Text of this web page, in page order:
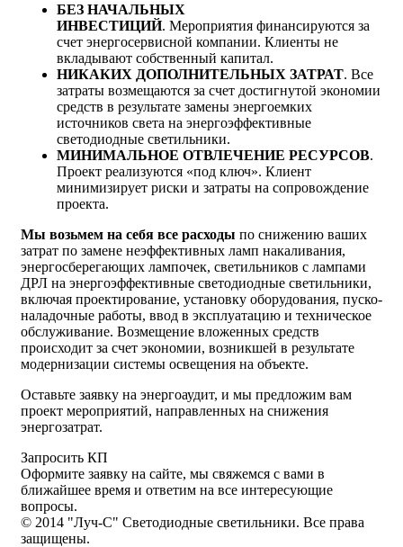
БЕЗ НАЧАЛЬНЫХ
ИНВЕСТИЦИЙ. Мероприятия финансируются за
счет энергосервисной компании. Клиенты не
вкладывают собственный капитал.
НИКАКИХ ДОПОЛНИТЕЛЬНЫХ ЗАТРАТ. Все
затраты возмещаются за счет достигнутой экономии
средств в результате замены энергоемких
источников света на энергоэффективные
светодиодные светильники.
МИНИМАЛЬНОЕ ОТВЛЕЧЕНИЕ РЕСУРСОВ.
Проект реализуются «под ключ». Клиент
минимизирует риски и затраты на сопровождение
проекта.
Мы возьмем на себя все расходы по снижению ваших
затрат по замене неэффективных ламп накаливания,
энергосберегающих лампочек, светильников с лампами
ДРЛ на энергоэффективные светодиодные светильники,
включая проектирование, установку оборудования, пуско-
наладочные работы, ввод в эксплуатацию и техническое
обслуживание. Возмещение вложенных средств
происходит за счет экономии, возникшей в результате
модернизации системы освещения на объекте.
Оставьте заявку на энергоаудит, и мы предложим вам
проект мероприятий, направленных на снижения
энергозатрат.
Запросить КП
Оформите заявку на сайте, мы свяжемся с вами в
ближайшее время и ответим на все интересующие
вопросы.
© 2014 "Луч-С" Светодиодные светильники. Все права
защищены.